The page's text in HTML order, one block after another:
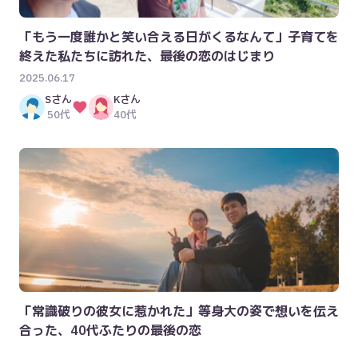
「もう一度誰かと笑い合える日がくるなんて」子育てを
終えた私たちに訪れた、最後の恋のはじまり
2025.06.17
Sさん
50代
Kさん
40代
「常識破りの彼女に惹かれた」等身大の姿で想いを伝え
合った、40代ふたりの最後の恋